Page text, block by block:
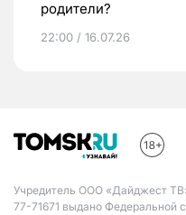
родители?
22:00 / 16.07.26
Учредитель ООО «Дайджест
77-71671 выдано Федеральной